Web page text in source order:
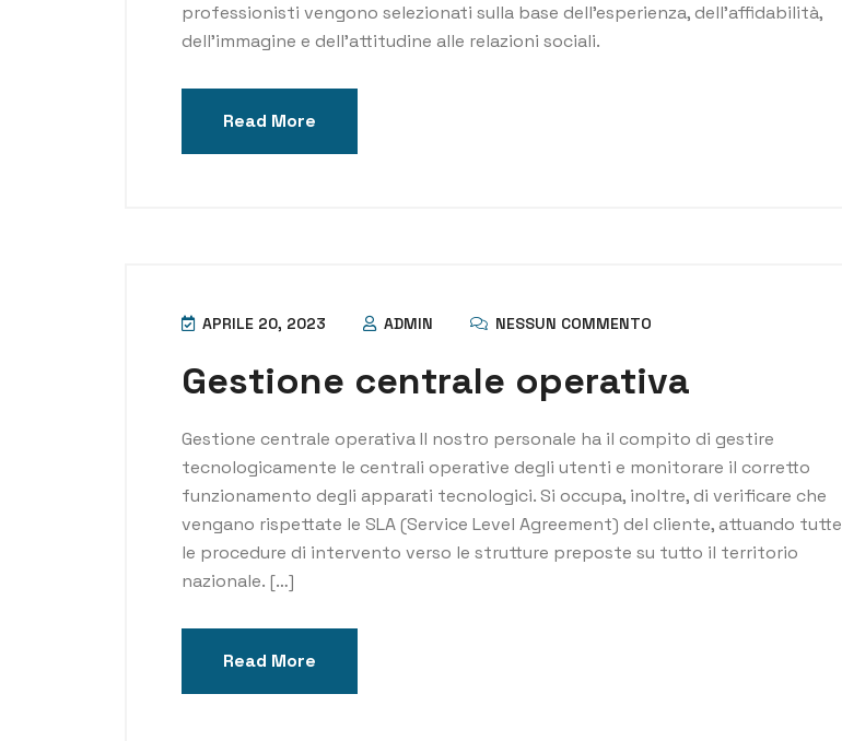
professionisti vengono selezionati sulla base dell’esperienza, dell’affidabilità,
dell’immagine e dell’attitudine alle relazioni sociali.
Read More
APRILE 20, 2023 ADMIN NESSUN COMMENTO
Gestione centrale operativa
Gestione centrale operativa Il nostro personale ha il compito di gestire
tecnologicamente le centrali operative degli utenti e monitorare il corretto
funzionamento degli apparati tecnologici. Si occupa, inoltre, di verificare che
vengano rispettate le SLA (Service Level Agreement) del cliente, attuando tutte
le procedure di intervento verso le strutture preposte su tutto il territorio
nazionale. […]
Read More